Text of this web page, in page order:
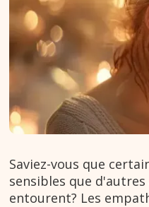
Saviez-vous que
sensibles que
entourent? Les